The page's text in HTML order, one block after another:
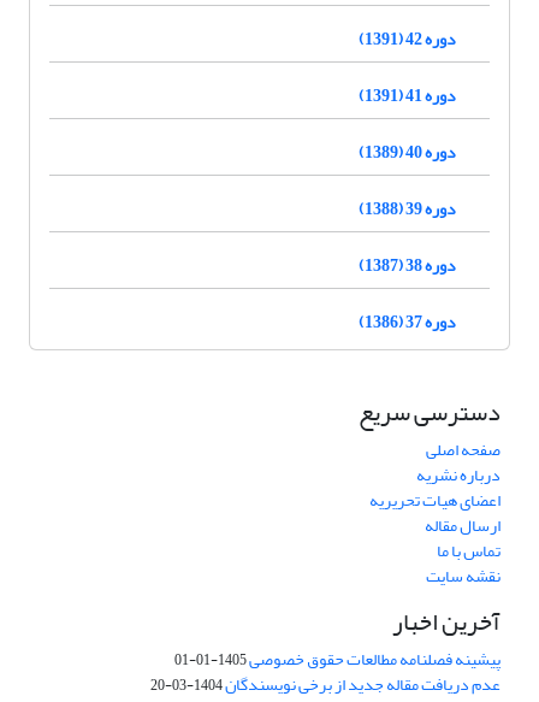
دوره 42 (1391)
دوره 41 (1391)
دوره 40 (1389)
دوره 39 (1388)
دوره 38 (1387)
دوره 37 (1386)
دسترسی سریع
صفحه اصلی
درباره نشریه
اعضای هیات تحریریه
ارسال مقاله
تماس با ما
نقشه سایت
آخرین اخبار
پیشینه فصلنامه مطالعات حقوق خصوصی1405-01-01
عدم دریافت مقاله جدید از برخی نویسندگان1404-03-20